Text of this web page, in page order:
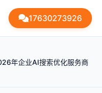
17630273926
年企业AI搜索优化服务商